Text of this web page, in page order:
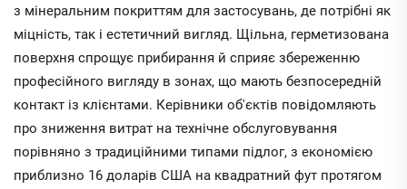
з мінеральним покриттям для застосувань, де потрібні як
міцність, так і естетичний вигляд. Щільна, герметизована
поверхня спрощує прибирання й сприяє збереженню
професійного вигляду в зонах, що мають безпосередній
контакт із клієнтами. Керівники об'єктів повідомляють
про зниження витрат на технічне обслуговування
порівняно з традиційними типами підлог, з економією
приблизно 16 доларів США на квадратний фут протягом